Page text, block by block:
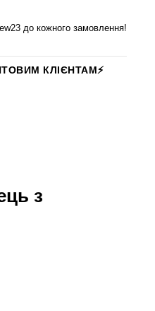
до кожного замовлення!
КЛІЄНТАМ⚡️
з